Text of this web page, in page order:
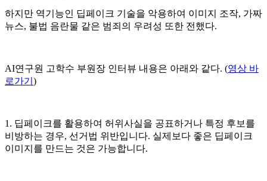
하지만 역기능인 딥페이크 기술을 악용하여 이미지 조작, 가짜
뉴스, 불법 음란물 같은 범죄의 우려성 또한 전했다.
AI연구원 고학수 부원장 인터뷰 내용은 아래와 같다. (영상 바
로가기 )
1. 딥페이크를 활용하여 허위사실을 공표하거나 특정 후보를
비방하는 경우, 선거법 위반입니다. 실제보다 좋은 딥페이크
이미지를 만드는 것은 가능합니다.